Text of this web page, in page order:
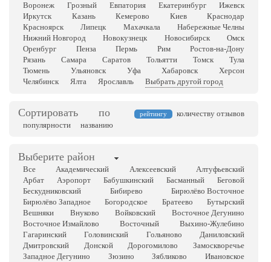
Воронеж
Грозный Евпатория Екатеринбург
Ижевск
Иркутск
Казань Кемерово Киев
Краснодар
Красноярск
Липецк Махачкала
Набережные Челны
Нижний Новгород
Новокузнецк Новосибирск
Омск
Оренбург
Пенза Пермь Рим
Ростов-на-Дону
Рязань
Самара Саратов Тольятти Томск
Тула
Тюмень
Ульяновск Уфа Хабаровск
Херсон
Челябинск
Ялта Ярославль Выбрать другой город
Сортировать по рейтингу
количеству отзывов
популярности
названию
Выберите район
Все Академический Алексеевский
Алтуфьевский
Арбат
Аэропорт Бабушкинский Басманный
Беговой
Бескудниковский
Бибирево
Бирюлёво Восточное
Бирюлёво Западное
Богородское Братеево
Бутырский
Вешняки
Внуково Войковский
Восточное Дегунино
Восточное Измайлово
Восточный
Выхино-Жулебино
Гагаринский
Головинский Гольяново
Даниловский
Дмитровский
Донской Дорогомилово
Замоскворечье
Западное Дегунино
Зюзино Зябликово
Ивановское